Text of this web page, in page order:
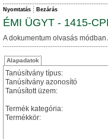
Nyomtatás Bezárás
ÉMI ÜGYT - 1415-
A dokumentum olvasás
Alapadatok
Tanúsítvány típus:
Tanúsítvány azonosító
Tanúsított üzem:
Termék kategória:
Termékkör: